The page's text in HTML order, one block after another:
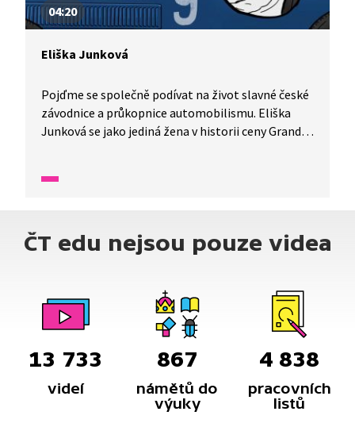
04:20
Eliška Junková
Pojďme se společně podívat na život slavné české
závodnice a průkopnice automobilismu. Eliška
Junková se jako jediná žena v historii ceny Grand
pro mnoho žen v tehdejším Československu
ČT edu nejsou pouze videa
13 733
videí
867
námětů do
výuky
4 838
pracovních
listů